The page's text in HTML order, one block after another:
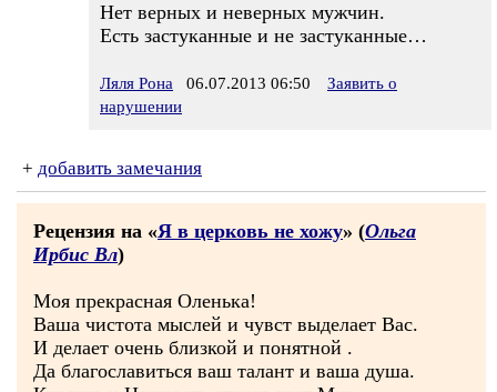
Нет верных и неверных мужчин.
Есть застуканные и не застуканные…
Ляля Рона 06.07.2013 06:50
Заявить о
нарушении
+ добавить замечания
Рецензия на «Я в церковь не хожу» (Ольга
Ирбис Вл)
Моя прекрасная Оленька!
Ваша чистота мыслей и чувст выделает Вас.
И делает очень близкой и понятной .
Да благославиться ваш талант и ваша душа.